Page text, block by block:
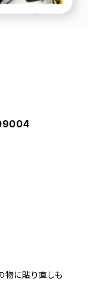
物に貼り直しも